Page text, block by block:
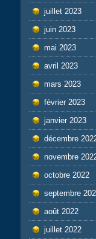
juillet 2023
juin 2023
mai 2023
avril 2023
mars 2023
février 2023
janvier 2023
décembre
novembre
octobre 2022
septembre
août 2022
juillet 2022